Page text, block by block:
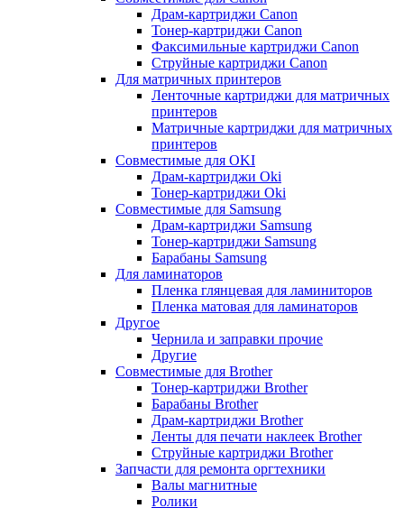
Драм-картриджи Canon
Тонер-картриджи Canon
Факсимильные картриджи Canon
Струйные картриджи Canon
Для матричных принтеров
Ленточные картриджи для матричных
принтеров
Матричные картриджи для матричных
принтеров
Совместимые для OKI
Драм-картриджи Oki
Тонер-картриджи Oki
Совместимые для Samsung
Драм-картриджи Samsung
Тонер-картриджи Samsung
Барабаны Samsung
Для ламинаторов
Пленка глянцевая для ламиниторов
Пленка матовая для ламинаторов
Другое
Чернила и заправки прочие
Другие
Совместимые для Brother
Тонер-картриджи Brother
Барабаны Brother
Драм-картриджи Brother
Ленты для печати наклеек Brother
Струйные картриджи Brother
Запчасти для ремонта оргтехники
Валы магнитные
Ролики